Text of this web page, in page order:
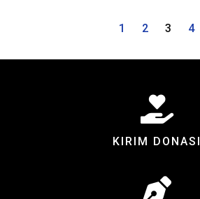
1 2 3 4
KIRIM DONASI